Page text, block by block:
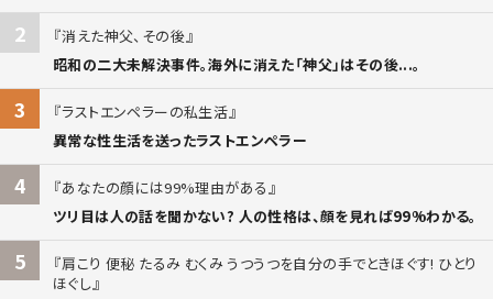
2
消えた神父、その後
昭和の二大未解決事件。海外に消えた「神父」はその後...。
3
ラストエンペラーの私生活
異常な性生活を送ったラストエンペラー
4
あなたの顔には99%理由がある
ツリ目は人の話を聞かない? 人の性格は、顔を見れば99%わかる。
5
肩こり 便秘 たるみ むくみ うつうつを自分の手でときほぐす! ひとり
ほぐし